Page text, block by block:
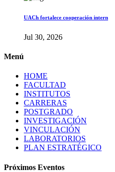
UACh fortalece cooperación intern
Jul 30, 2026
Menú
HOME
FACULTAD
INSTITUTOS
CARRERAS
POSTGRADO
INVESTIGACIÓN
VINCULACIÓN
LABORATORIOS
PLAN ESTRATÉGICO
Próximos Eventos